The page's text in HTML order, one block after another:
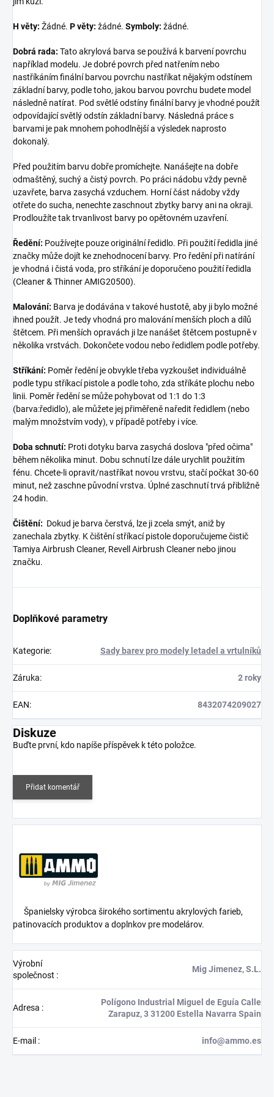
H věty: Žádné. P věty: žádné. Symboly: žádné.
Dobrá rada: Tato akrylová barva se používá k barvení povrchu
například modelu. Je dobré povrch před natřením nebo
nastříkáním finální barvou povrchu nastříkat nějakým odstínem
základní barvy, podle toho, jakou barvou povrchu budete model
následně natírat. Pod světlé odstíny finální barvy je vhodné použít
odpovídající světlý odstín základní barvy. Následná práce s
barvami je pak mnohem pohodlnější a výsledek naprosto
dokonalý.
Před použitím barvu dobře promíchejte. Nanášejte na dobře
odmaštěný, suchý a čistý povrch. Po práci nádobu vždy pevně
uzavřete, barva zasychá vzduchem. Horní část nádoby vždy
otřete do sucha, nenechte zaschnout zbytky barvy ani na okraji.
Prodloužíte tak trvanlivost barvy po opětovném uzavření.
Ředění: Používejte pouze originální ředidlo. Při použití ředidla jiné
značky může dojít ke znehodnocení barvy. Pro ředění při natírání
je vhodná i čistá voda, pro stříkání je doporučeno použití ředidla
(Cleaner & Thinner AMIG20500).
Malování: Barva je dodávána v takové hustotě, aby ji bylo možné
ihned použít. Je tedy vhodná pro malování menších ploch a dílů
štětcem. Při menších opravách ji lze nanášet štětcem postupně v
několika vrstvách. Dokončete vodou nebo ředidlem podle potřeby.
Stříkání: Poměr ředění je obvykle třeba vyzkoušet individuálně
podle typu stříkací pistole a podle toho, zda stříkáte plochu nebo
linii. Poměr ředění se může pohybovat od 1:1 do 1:3
(barva:ředidlo), ale můžete jej přiměřeně naředit ředidlem (nebo
malým množstvím vody), v případě potřeby i více.
Doba schnutí: Proti dotyku barva zasychá doslova "před očima"
během několika minut. Dobu schnutí lze dále urychlit použitím
fénu. Chcete-li opravit/nastříkat novou vrstvu, stačí počkat 30-60
minut, než zaschne původní vrstva. Úplné zaschnutí trvá přibližně
24 hodin.
Čištění: Dokud je barva čerstvá, lze ji zcela smýt, aniž by
zanechala zbytky. K čištění stříkací pistole doporučujeme čistič
Tamiya Airbrush Cleaner, Revell Airbrush Cleaner nebo jinou
značku.
Doplňkové parametry
Kategorie: Sady barev pro modely letadel a vrtulníků
Záruka: 2 roky
EAN: 8432074209027
Diskuze
Buďte první, kdo napíše příspěvek k této položce.
Přidat komentář
Španielsky výrobca širokého sortimentu akrylových farieb,
patinovacích produktov a doplnkov pre modelárov.
Výrobní
společnost :
Mig Jimenez, S.L.
Adresa :
Polígono Industrial Miguel de Eguía Calle
Zarapuz, 3 31200 Estella Navarra Spain
E-mail : info@ammo.es